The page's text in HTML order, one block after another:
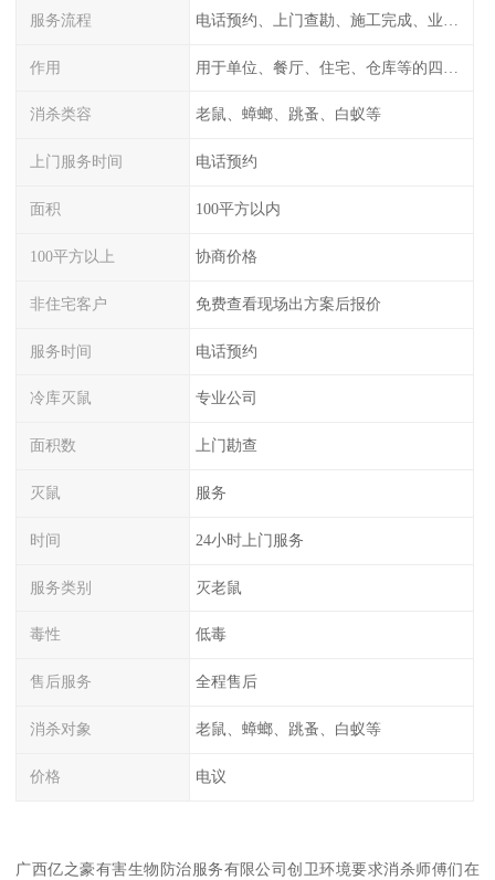
服务流程
作用
消杀类容 老鼠、蟑螂、跳蚤、白蚁等
上门服务时间 电话预约
面积 100平方以内
100平方以上 协商价格
非住宅客户 免费查看现场出方案后报价
服务时间 电话预约
冷库灭鼠 专业公司
面积数 上门勘查
灭鼠 服务
时间 24小时上门服务
服务类别 灭老鼠
毒性 低毒
售后服务 全程售后
消杀对象 老鼠、蟑螂、跳蚤、白蚁等
价格 电议
广西亿之豪有害生物防治服务有限公司创卫环境要求消杀师傅们在